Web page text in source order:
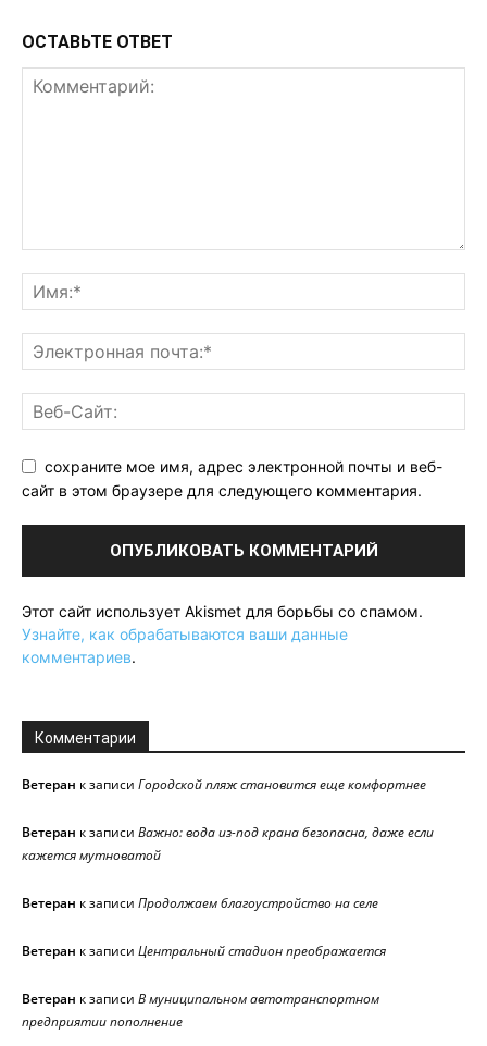
ОСТАВЬТЕ ОТВЕТ
сохраните мое имя, адрес электронной почты и веб-
сайт в этом браузере для следующего комментария.
Этот сайт использует Akismet для борьбы со спамом.
Узнайте, как обрабатываются ваши данные
комментариев.
Комментарии
Ветеран к записи Городской пляж становится еще комфортнее
Ветеран к записи Важно: вода из-под крана безопасна, даже если
кажется мутноватой
Ветеран к записи Продолжаем благоустройство на селе
Ветеран к записи Центральный стадион преображается
Ветеран к записи В муниципальном автотранспортном
предприятии пополнение